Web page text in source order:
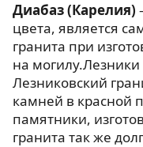
Диабаз (Карелия)
цвета, является
гранита при
на
Лезниковский
камней в красной
памятники,
гранита так же